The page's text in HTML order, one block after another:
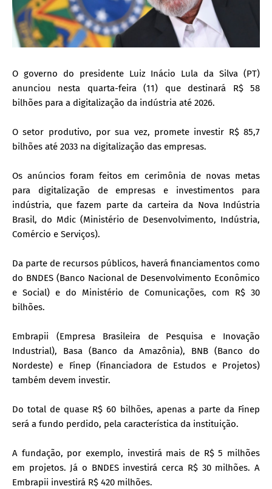
O governo do presidente Luiz Inácio Lula da Silva (PT)
anunciou nesta quarta-feira (11) que destinará R$ 58
bilhões para a digitalização da indústria até 2026.
O setor produtivo, por sua vez, promete investir R$ 85,7
bilhões até 2033 na digitalização das empresas.
Os anúncios foram feitos em cerimônia de novas metas
para digitalização de empresas e investimentos para
indústria, que fazem parte da carteira da Nova Indústria
Brasil, do Mdic (Ministério de Desenvolvimento, Indústria,
Comércio e Serviços).
Da parte de recursos públicos, haverá financiamentos como
do BNDES (Banco Nacional de Desenvolvimento Econômico
e Social) e do Ministério de Comunicações, com R$ 30
bilhões.
Embrapii (Empresa Brasileira de Pesquisa e Inovação
Industrial), Basa (Banco da Amazônia), BNB (Banco do
Nordeste) e Finep (Financiadora de Estudos e Projetos)
também devem investir.
Do total de quase R$ 60 bilhões, apenas a parte da Finep
será a fundo perdido, pela característica da instituição.
A fundação, por exemplo, investirá mais de R$ 5 milhões
em projetos. Já o BNDES investirá cerca R$ 30 milhões. A
Embrapii investirá R$ 420 milhões.